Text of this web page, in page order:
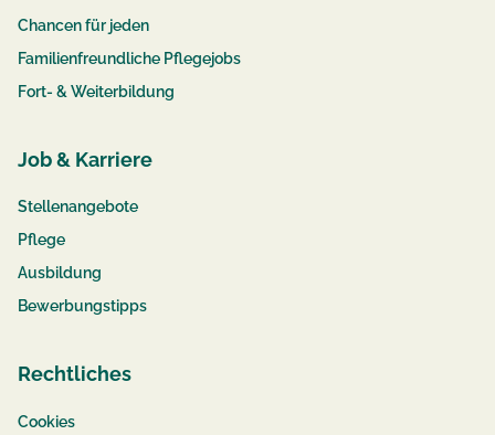
Chancen für jeden
Familienfreundliche Pflegejobs
Fort- & Weiterbildung
Job & Karriere
Stellenangebote
Pflege
Ausbildung
Bewerbungstipps
Rechtliches
Cookies